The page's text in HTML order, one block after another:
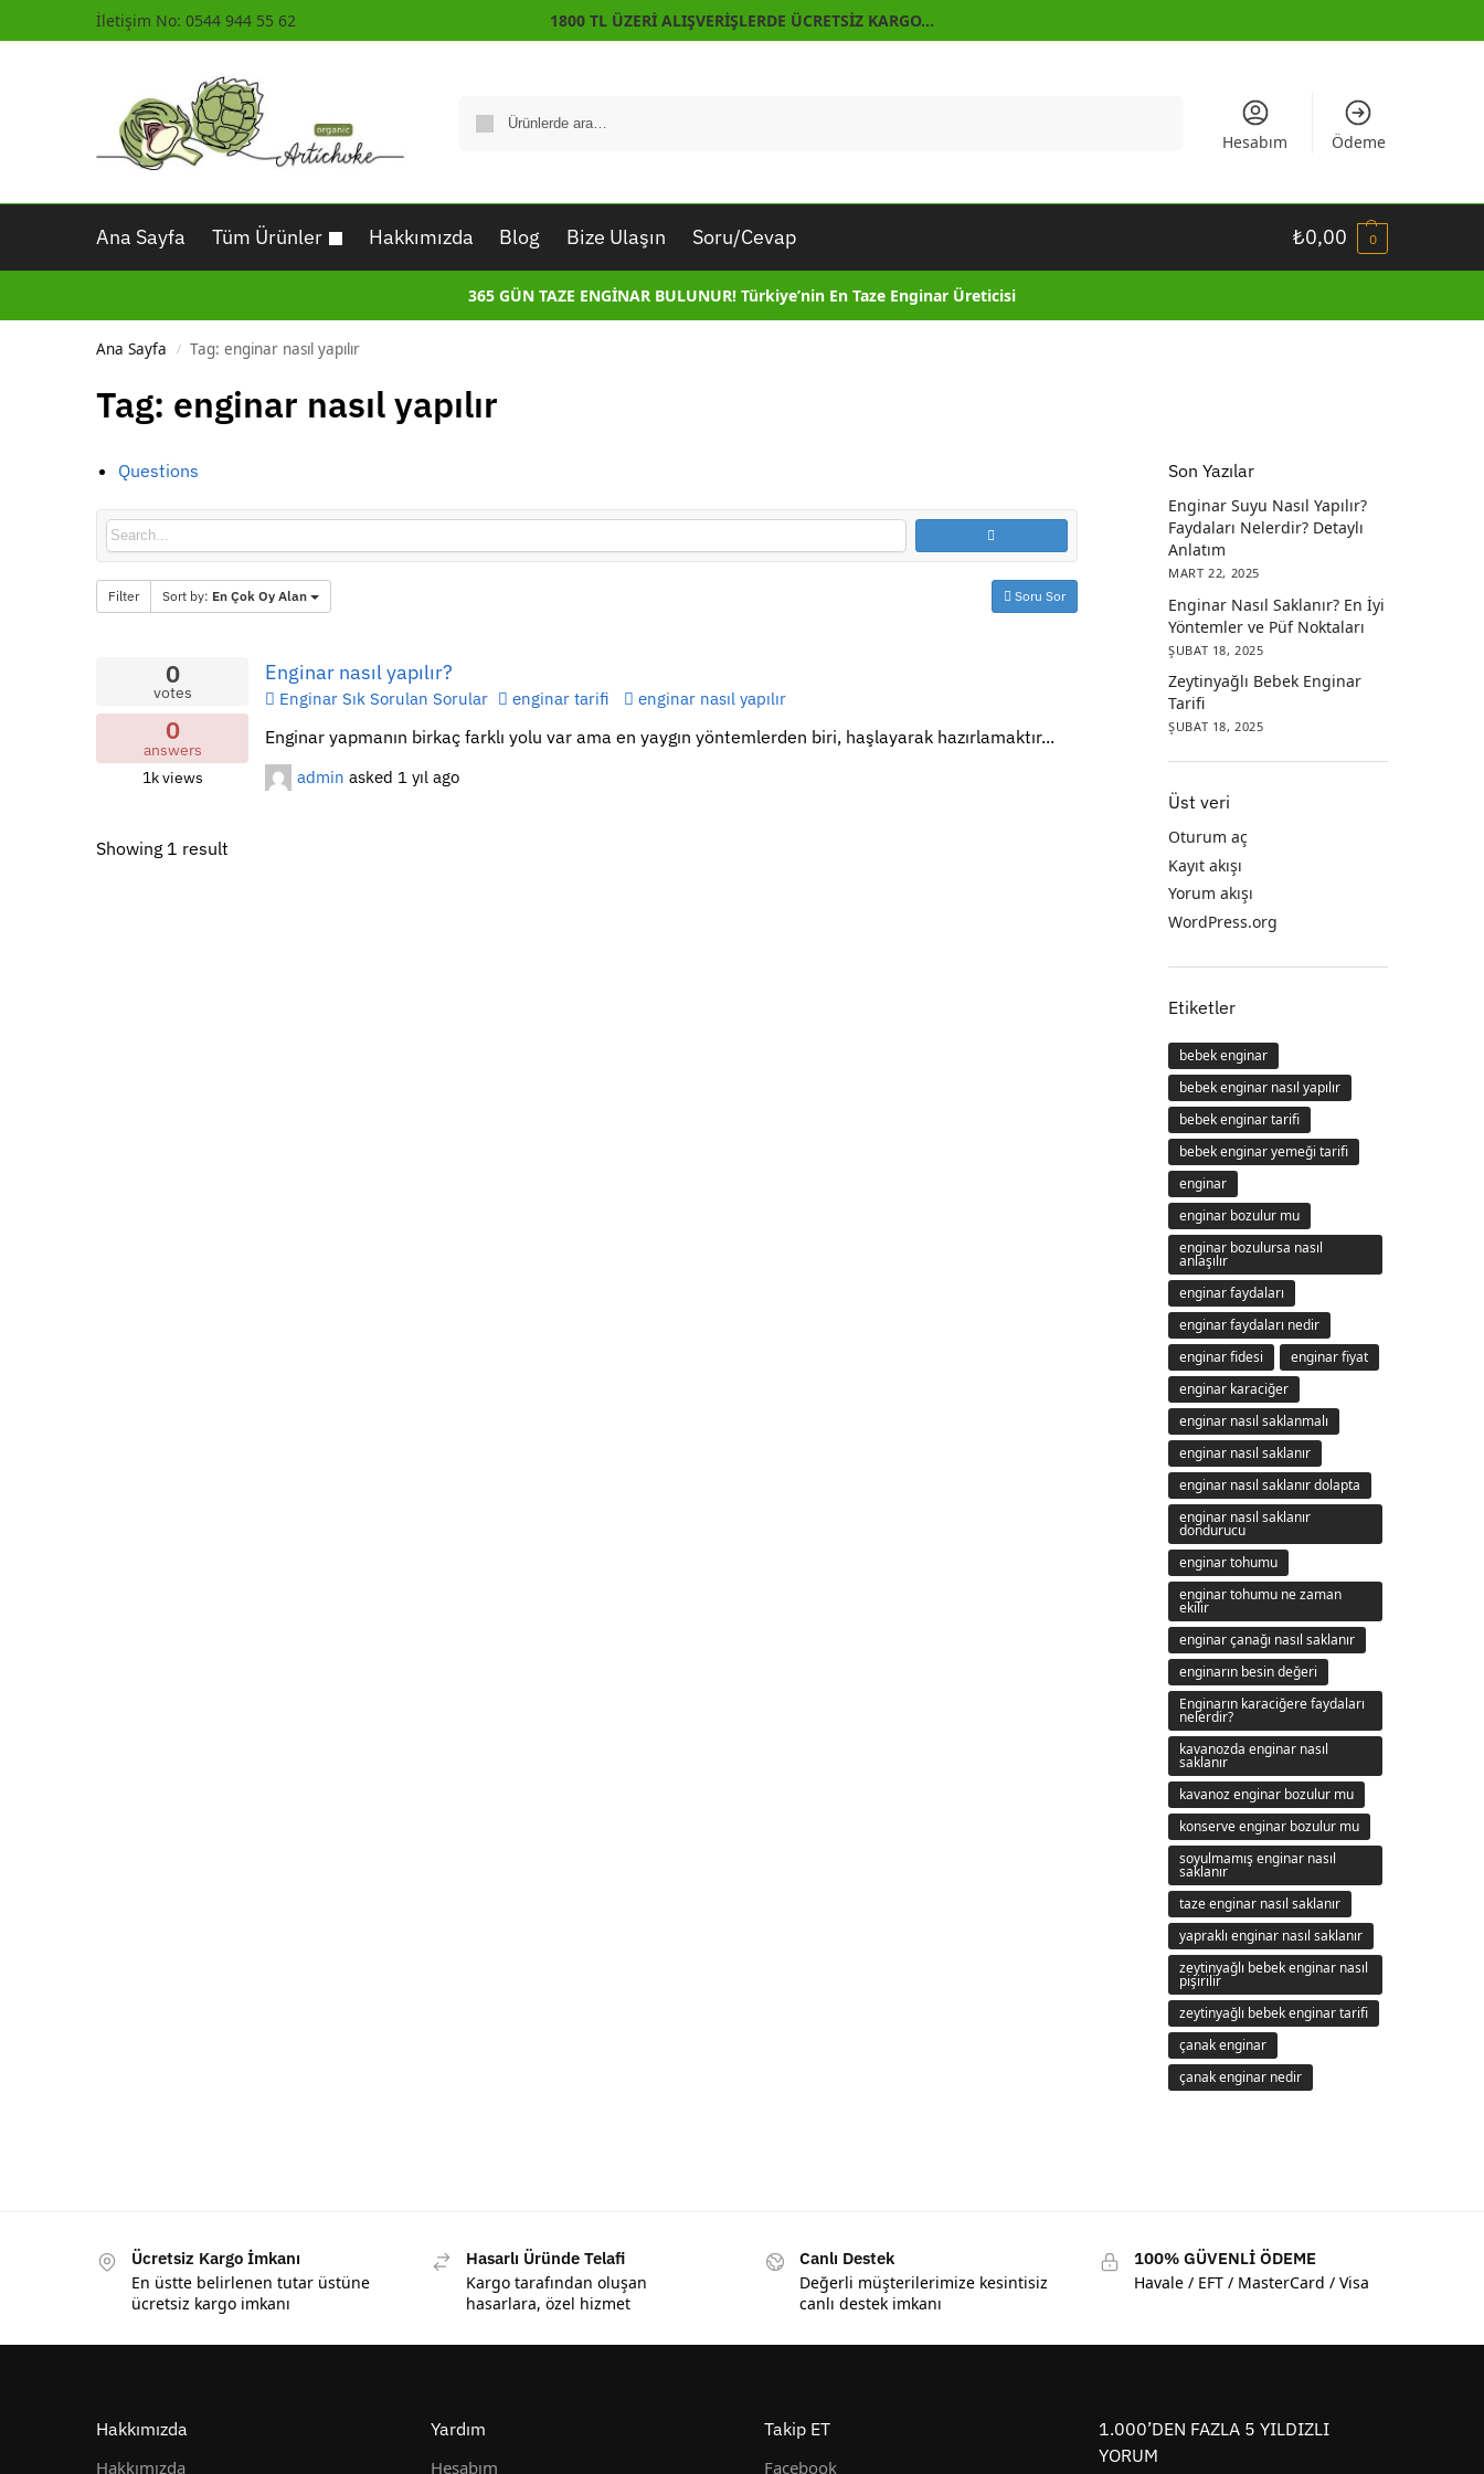
İletişim No: 0544 944 55 62 1800 TL ÜZERİ ALIŞVERİŞLERDE ÜCRETSİZ KARGO…
Hesabım Ödeme
Ana Sayfa Tüm Ürünler Hakkımızda Blog Bize Ulaşın Soru/Cevap ₺0,00 0
365 GÜN TAZE ENGİNAR BULUNUR! Türkiye’nin En Taze Enginar Üreticisi
Ana Sayfa / Tag: enginar nasıl yapılır
Tag: enginar nasıl yapılır
Questions
Filter Sort by: En Çok Oy Alan Soru Sor
0
votes
0
answers
1kviews
Enginar nasıl yapılır?
Enginar Sık Sorulan Sorular enginar tarifi enginar nasıl yapılır
Enginar yapmanın birkaç farklı yolu var ama en yaygın yöntemlerden biri, haşlayarak hazırlamaktır...
admin asked 1 yıl ago
Showing 1 result
Son Yazılar
Enginar Suyu Nasıl Yapılır?
Faydaları Nelerdir? Detaylı
Anlatım
MART 22, 2025
Enginar Nasıl Saklanır? En İyi
Yöntemler ve Püf Noktaları
ŞUBAT 18, 2025
Zeytinyağlı Bebek Enginar
Tarifi
ŞUBAT 18, 2025
Üst veri
Oturum aç
Kayıt akışı
Yorum akışı
WordPress.org
Etiketler
bebek enginar
bebek enginar nasıl yapılır
bebek enginar tarifi
bebek enginar yemeği tarifi
enginar
enginar bozulur mu
enginar bozulursa nasıl
anlaşılır
enginar faydaları
enginar faydaları nedir
enginar fidesi
enginar fiyat
enginar karaciğer
enginar nasıl saklanmalı
enginar nasıl saklanır
enginar nasıl saklanır dolapta
enginar nasıl saklanır
dondurucu
enginar tohumu
enginar tohumu ne zaman
ekilir
enginar çanağı nasıl saklanır
enginarın besin değeri
Enginarın karaciğere faydaları
nelerdir?
kavanozda enginar nasıl
saklanır
kavanoz enginar bozulur mu
konserve enginar bozulur mu
soyulmamış enginar nasıl
saklanır
taze enginar nasıl saklanır
yapraklı enginar nasıl saklanır
zeytinyağlı bebek enginar nasıl
pişirilir
zeytinyağlı bebek enginar tarifi
çanak enginar
çanak enginar nedir
Ücretsiz Kargo İmkanı
En üstte belirlenen tutar üstüne
ücretsiz kargo imkanı
Hasarlı Üründe Telafi
Kargo tarafından oluşan
hasarlara, özel hizmet
Canlı Destek
Değerli müşterilerimize kesintisiz
canlı destek imkanı
100% GÜVENLİ ÖDEME
Havale / EFT / MasterCard / Visa
Hakkımızda
Hakkımızda
Yardım
Hesabım
Takip ET
Facebook
1.000’DEN FAZLA 5 YILDIZLI
YORUM